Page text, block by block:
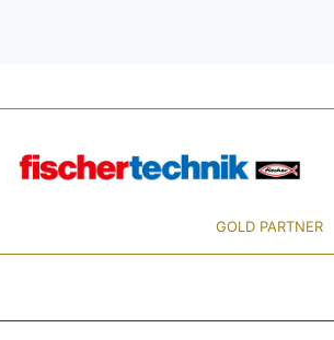
GOLD PARTNER